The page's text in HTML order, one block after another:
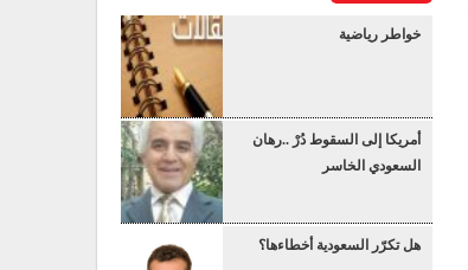
خواطر رياضية
أمريكا إلى السقوط دُرْ ..رهان
السعودي الخاسر
هل تكرّر السعودية أخطاءها؟